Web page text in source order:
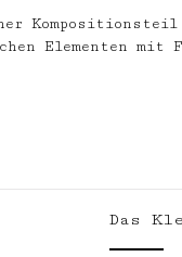
Elementen
Das